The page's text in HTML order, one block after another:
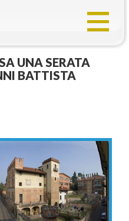
UNA SERATA
BATTISTA